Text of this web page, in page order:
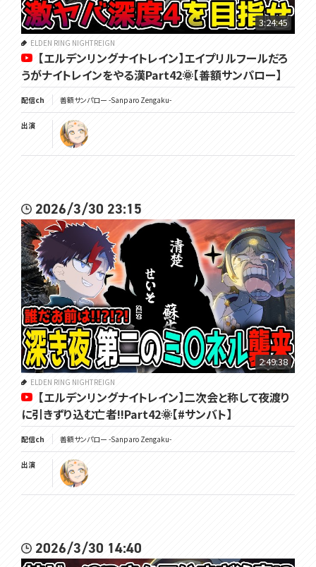
3:24:45
ELDEN RING NIGHTREIGN
【エルデンリングナイトレイン】エイプリルフールだろ
うがナイトレインをやる漢Part42🌞【善額サンパロー】
配信ch 善額サンパロー -Sanparo Zengaku-
出演
2026/3/30 23:15
2:49:38
ELDEN RING NIGHTREIGN
【エルデンリングナイトレイン】二次会と称して夜渡り
に引きずり込む亡者!!Part42🌞【#サンバト】
配信ch 善額サンパロー -Sanparo Zengaku-
出演
2026/3/30 14:40